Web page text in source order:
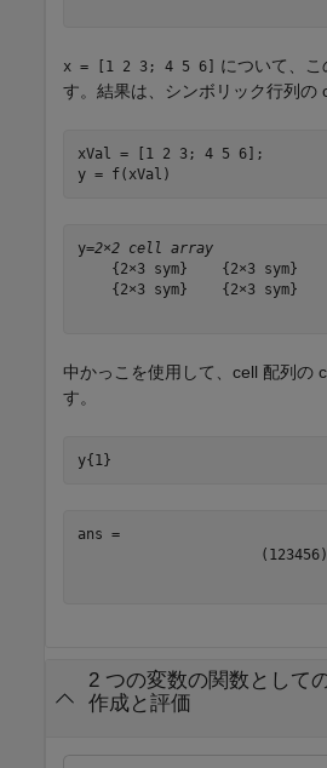
x = [1 2 3; 4 5 6]
について、こ
す。結果は、シンボリック行列の
xVal = [1 2 3; 4 5 6];
y = f(xVal)
y=2×2 cell array
    {2×3 sym}    {2×3 sym}
    {2×3 sym}    {2×3 sym}
中かっこを使用して、cell 配列の
す。
y{1}
( 1 23456)
2 つの変数の関数として
作成と評価